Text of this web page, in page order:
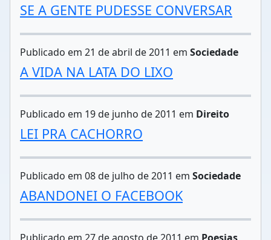
SE A GENTE PUDESSE CONVERSAR
Publicado em 21 de abril de 2011 em Sociedade
A VIDA NA LATA DO LIXO
Publicado em 19 de junho de 2011 em Direito
LEI PRA CACHORRO
Publicado em 08 de julho de 2011 em Sociedade
ABANDONEI O FACEBOOK